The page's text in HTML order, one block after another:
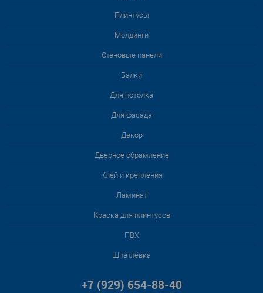
Плинтусы
Молдинги
Стеновые панели
Балки
Для потолка
Для фасада
Декор
Дверное обрамление
Клей и крепления
Ламинат
Краска для плинтусов
ПВХ
Шпатлёвка
+7 (929) 654-88-40